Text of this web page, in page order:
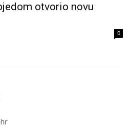
otvorio novu
0